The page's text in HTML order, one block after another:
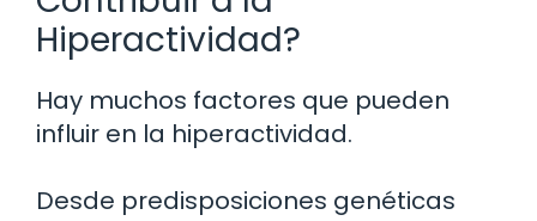
Hiperactividad?
Hay muchos factores que pueden
influir en la hiperactividad.
Desde predisposiciones genéticas